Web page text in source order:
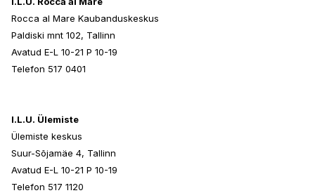
Rocca al Mare Kaubanduskeskus
Paldiski mnt 102, Tallinn
Avatud E-L 10-21 P 10-19
Telefon 517 0401
I.L.U. Ülemiste
Ülemiste keskus
Suur-Sõjamäe 4, Tallinn
Avatud E-L 10-21 P 10-19
Telefon 517 1120